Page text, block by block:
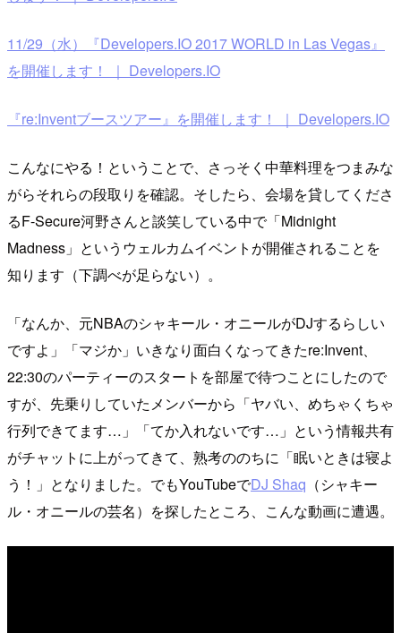
11/29（水）『Developers.IO 2017 WORLD in Las Vegas』
を開催します！ ｜ Developers.IO
『re:Inventブースツアー』を開催します！ ｜ Developers.IO
こんなにやる！ということで、さっそく中華料理をつまみな
がらそれらの段取りを確認。そしたら、会場を貸してくださ
るF-Secure河野さんと談笑している中で「Midnight
Madness」というウェルカムイベントが開催されることを
知ります（下調べが足らない）。
「なんか、元NBAのシャキール・オニールがDJするらしい
ですよ」「マジか」いきなり面白くなってきたre:Invent、
22:30のパーティーのスタートを部屋で待つことにしたので
すが、先乗りしていたメンバーから「ヤバい、めちゃくちゃ
行列できてます…」「てか入れないです…」という情報共有
がチャットに上がってきて、熟考ののちに「眠いときは寝よ
う！」となりました。でもYouTubeでDJ Shaq （シャキー
ル・オニールの芸名）を探したところ、こんな動画に遭遇。